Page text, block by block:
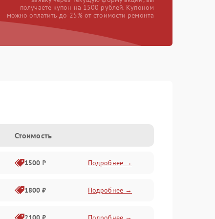
получаете купон на 1500 рублей. Купоном
можно оплатить до 25% от стоимости ремонта
Стоимость
1500 ₽ Подробнее →
1800 ₽ Подробнее →